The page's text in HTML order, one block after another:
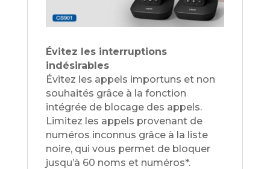
Évitez les interruptions
indésirables
Évitez les appels importuns et non
souhaités grâce à la fonction
intégrée de blocage des appels.
Limitez les appels provenant de
numéros inconnus grâce à la liste
noire, qui vous permet de bloquer
jusqu’à 60 noms et numéros*.